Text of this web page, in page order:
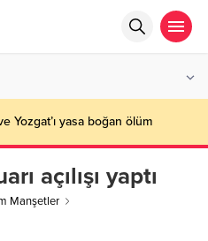
Yozgat’ı yasa boğan ölüm
açılışı yaptı
Manşetler